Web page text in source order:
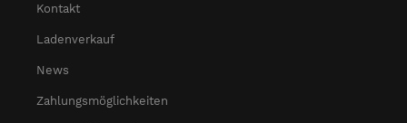
Kontakt
Ladenverkauf
News
Zahlungsmöglichkeiten